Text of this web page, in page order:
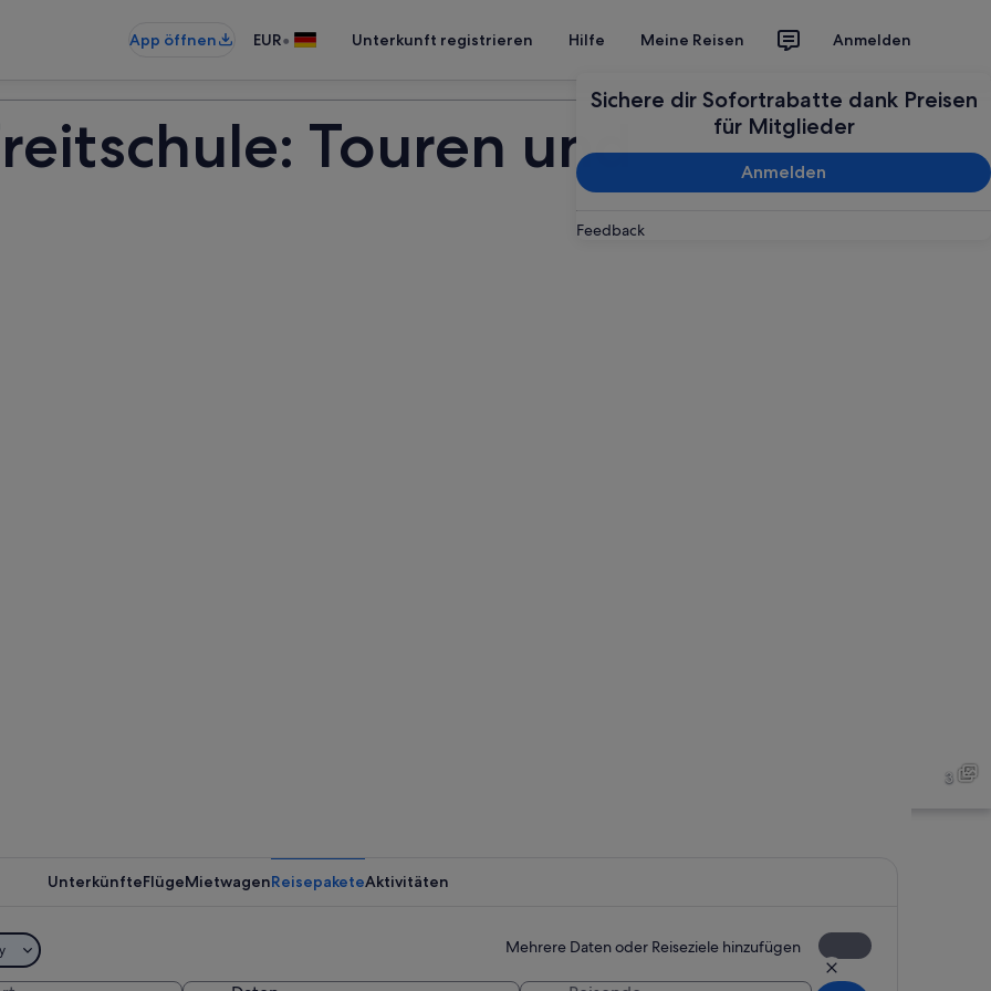
App öffnen EUR• Unterkunft registrieren Hilfe Meine Reisen Anmelden
Sichere dir Sofortrabatte dank Preisen
für Mitglieder
Anmelden
Feedback
Deine Reise planen
Touren und
Eine Kutsche vor einer prachtvollen
3
UnterkünfteFlügeMietwagenReisepaketeAktivitäten
Mehrere Daten oder Reiseziele hinzufügen